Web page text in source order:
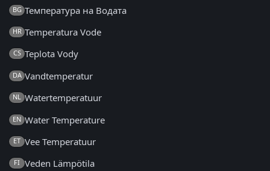
BG Температура на Водата
HR Temperatura Vode
CS Teplota Vody
DA Vandtemperatur
NL Watertemperatuur
EN Water Temperature
ET Vee Temperatuur
FI Veden Lämpötila